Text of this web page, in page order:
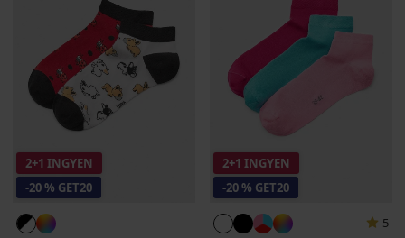
2+1 INGYEN
-20 % GET20
2+1 INGYEN
-20 % GET20
5